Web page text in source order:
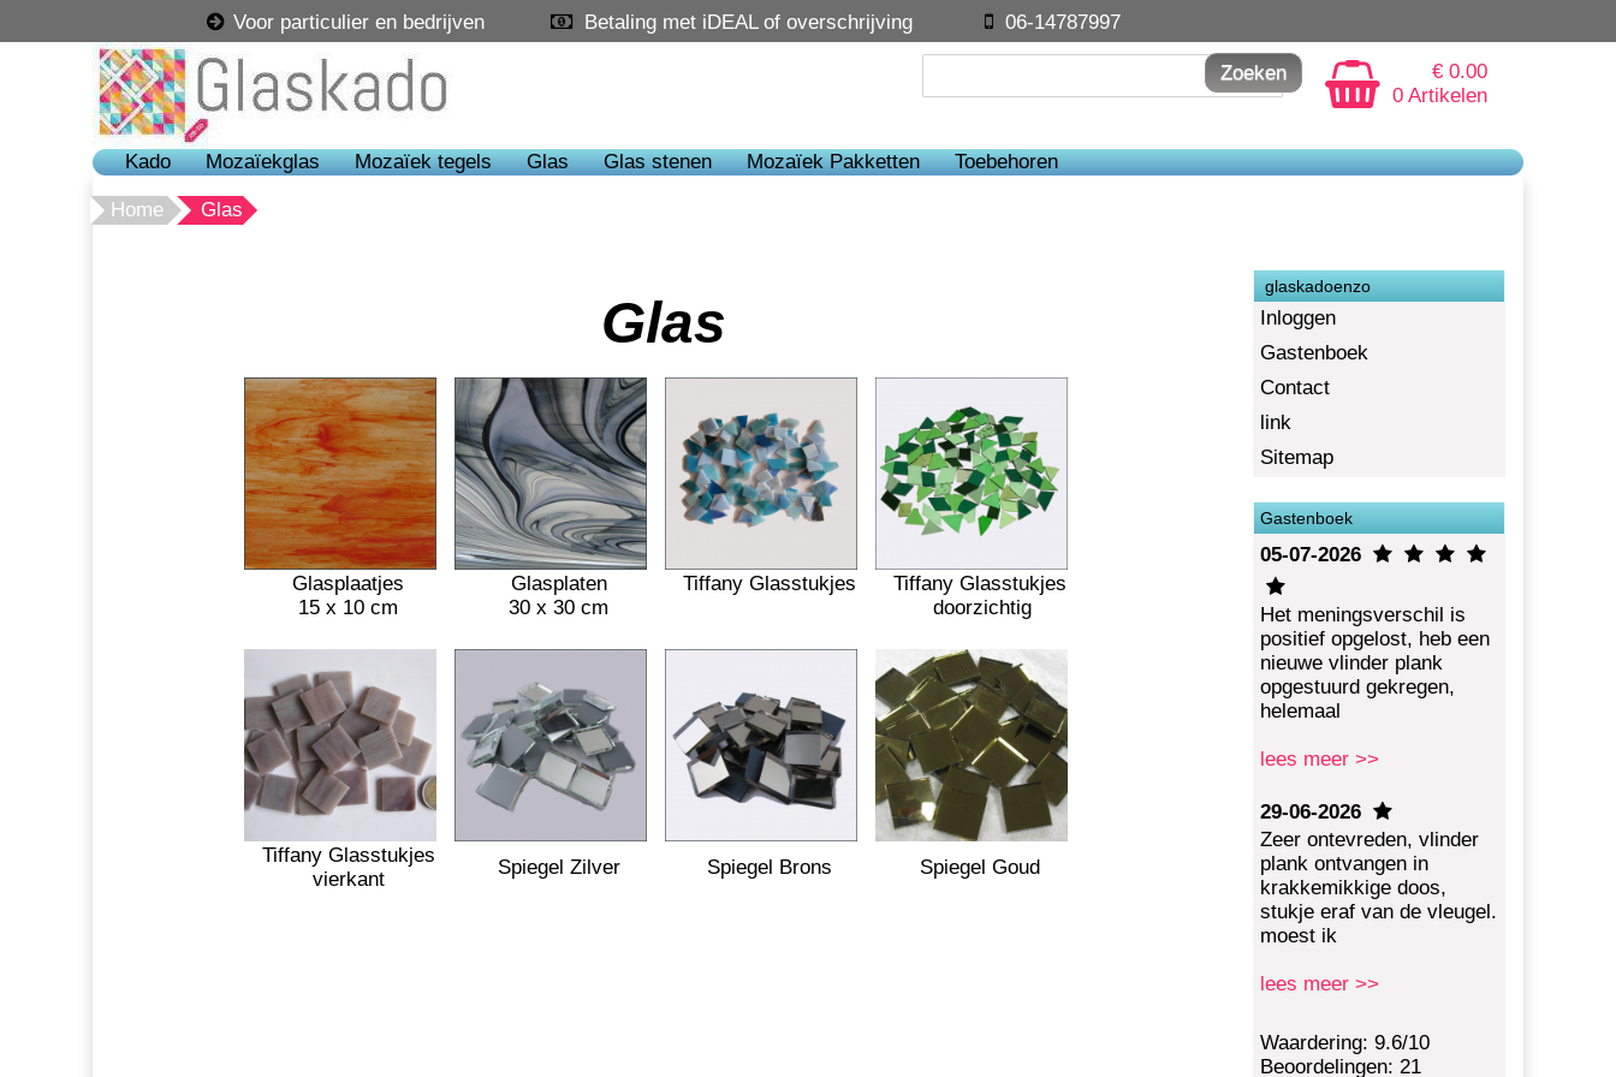
Voor particulier en bedrijven Betaling met iDEAL of overschrijving 06-14787997
€ 0.00
0 Artikelen
Kado Mozaïekglas Mozaïek tegels Glas Glas stenen Mozaïek Pakketten Toebehoren
Home Glas
Glas
Glasplaatjes
15 x 10 cm
Glasplaten
30 x 30 cm
Tiffany Glasstukjes
Tiffany Glasstukjes
doorzichtig
Tiffany Glasstukjes
vierkant
Spiegel Zilver Spiegel Brons Spiegel Goud
glaskadoenzo
Inloggen
Gastenboek
Contact
link
Sitemap
Gastenboek
05-07-2026
Het meningsverschil is
positief opgelost, heb een
nieuwe vlinder plank
opgestuurd gekregen,
helemaal
lees meer >>
29-06-2026
Zeer ontevreden, vlinder
plank ontvangen in
krakkemikkige doos,
stukje eraf van de vleugel.
moest ik
lees meer >>
Waardering: 9.6/10
Beoordelingen: 21